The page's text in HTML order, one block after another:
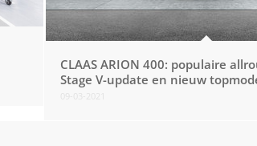
CLAAS ARION 400: populaire
Stage V-update en nieuw